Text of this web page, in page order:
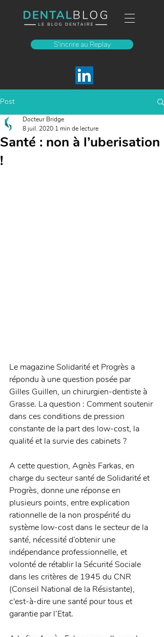
S'incrire au Replay
Post
Santé : non à l’uberisation
!
Docteur Bridge
8 juil. 2020 1 min de lecture
Le magazine Solidarité et Progrès a
répondu à une question posée par
Gilles Guillen, un chirurgien-dentiste à
Grasse. La question : Comment soutenir
dans ces conditions de pression
constante de la part des low-cost, la
qualité et la survie des cabinets ?
A cette question, Agnès Farkas, en
charge du secteur santé de Solidarité et
Progrès, donne une réponse en
plusieurs points, entre explication
rationnelle de la non prospérité du
système low-cost dans le secteur de la
santé, nécessité d’obtenir une
indépendance professionnelle, et
volonté de rétablir la Sécurité Sociale
dans les critères de 1945 du CNR
(Conseil National de la Résistante),
c'est-à-dire une santé pour tous et
garantie par l’Etat.